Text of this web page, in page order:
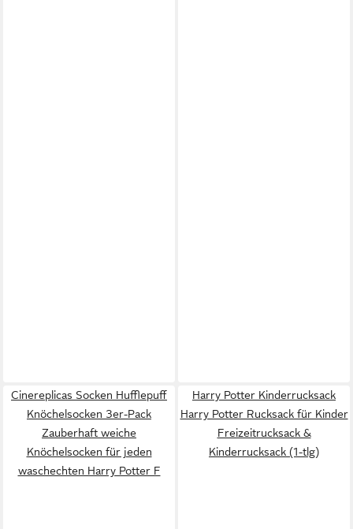
Cinereplicas Socken Hufflepuff
Knöchelsocken 3er-Pack
Zauberhaft weiche
Knöchelsocken für jeden
waschechten Harry Potter F
Harry Potter Kinderrucksack
Harry Potter Rucksack für Kinder
Freizeitrucksack &
Kinderrucksack (1-tlg)